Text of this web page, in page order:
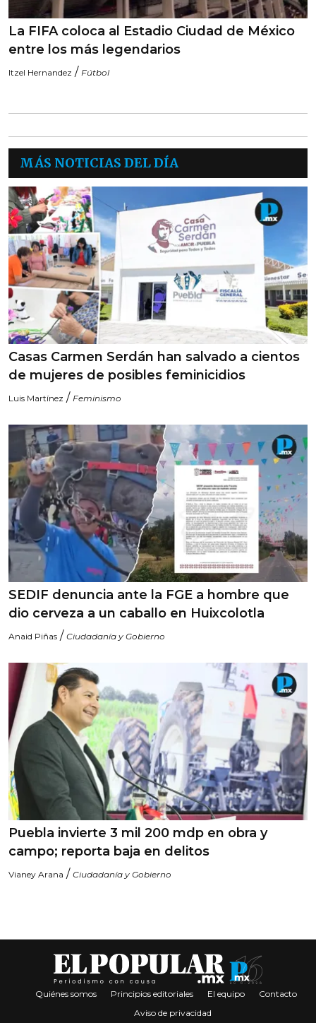
La FIFA coloca al Estadio Ciudad de México
entre los más legendarios
Itzel Hernandez / Fútbol
MÁS NOTICIAS DEL DÍA
Casas Carmen Serdán han salvado a cientos
de mujeres de posibles feminicidios
Luis Martínez / Feminismo
SEDIF denuncia ante la FGE a hombre que
dio cerveza a un caballo en Huixcolotla
Anaid Piñas / Ciudadanía y Gobierno
Puebla invierte 3 mil 200 mdp en obra y
campo; reporta baja en delitos
Vianey Arana / Ciudadanía y Gobierno
Quiénes somos Principios editoriales El equipo
Contacto
Aviso de privacidad